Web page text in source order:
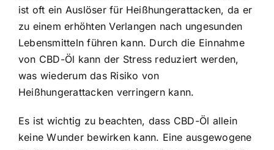
ist oft ein Auslöser für Heißhungerattacken, da er
zu einem erhöhten Verlangen nach ungesunden
Lebensmitteln führen kann. Durch die Einnahme
von CBD-Öl kann der Stress reduziert werden,
was wiederum das Risiko von
Heißhungerattacken verringern kann.
Es ist wichtig zu beachten, dass CBD-Öl allein
keine Wunder bewirken kann. Eine ausgewogene